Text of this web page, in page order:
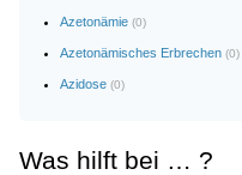
Azetonämie (0)
Azetonämisches Erbrechen (0)
Azidose (0)
Was hilft bei … ?